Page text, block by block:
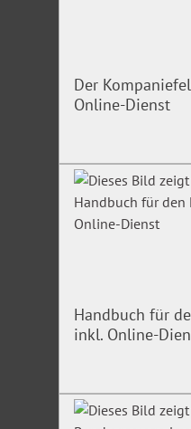
Der
Online-Dienst
Handbuch für
inkl. Online-